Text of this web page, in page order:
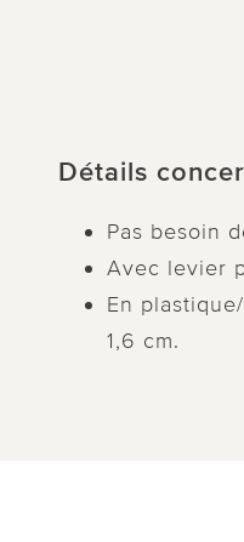
Détails
Pas besoin
Avec levier
En
1,6 cm.